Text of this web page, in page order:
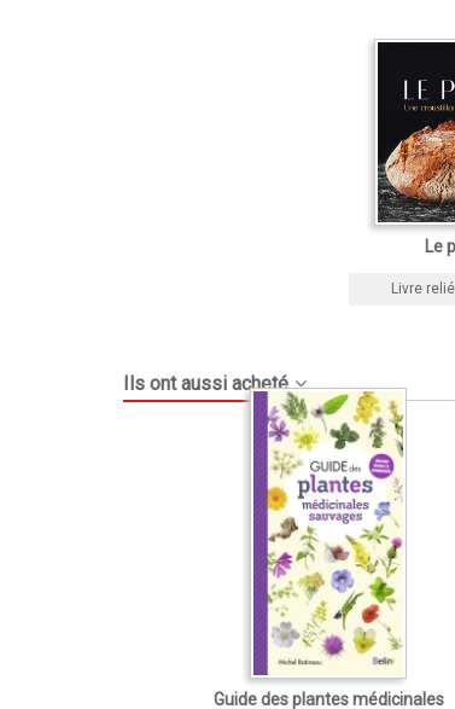
Le
Livre relié
Ils ont aussi acheté
Guide des plantes médicinales